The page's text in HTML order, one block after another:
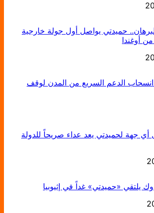
حميدتي يواصل أول جولة خارجية
من أوغندا
الدعم السريع من المدن لوقف
أي جهة لحميدتي يعد عداء صريحاً للدولة
يلتقي «حميدتي» غداً في إثيوبيا